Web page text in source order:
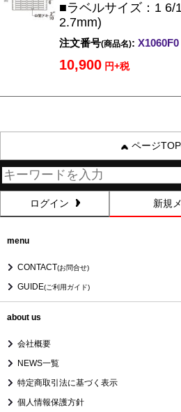
■ラベルサイズ：1 6/
2.7mm)
注文番号(商品名): X1060F0
10,900 円+税
ページ
ログイン 新規
menu
CONTACT(お問合せ)
GUIDE(ご利用ガイド)
about us
会社概要
NEWS一覧
特定商取引法に基づく表示
個人情報保護方針